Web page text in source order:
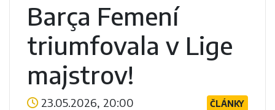
Barça Femení
triumfovala v Lige
majstrov!
23.05.2026, 20:00 ČLÁNKY